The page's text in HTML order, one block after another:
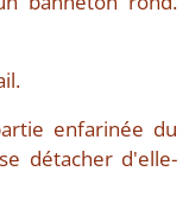
enfarinée du
détacher d'elle-